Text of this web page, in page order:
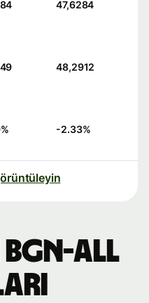
47,6284
48,2912
% -2.33%
ALL